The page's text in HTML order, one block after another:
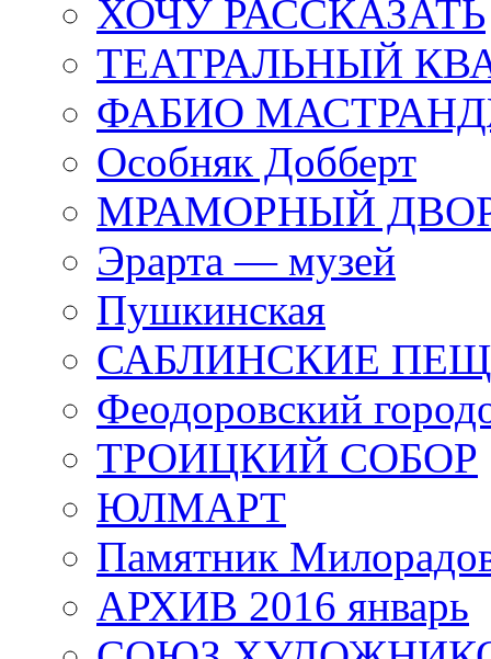
ХОЧУ РАССКАЗАТЬ
ТЕАТРАЛЬНЫЙ
ФАБИО
Особняк Добберт
МРАМОРНЫЙ
Эрарта — музей
Пушкинская
САБЛИНСКИЕ
Феодоровский
ТРОИЦКИЙ СОБОР
ЮЛМАРТ
Памятник
АРХИВ 2016 январь